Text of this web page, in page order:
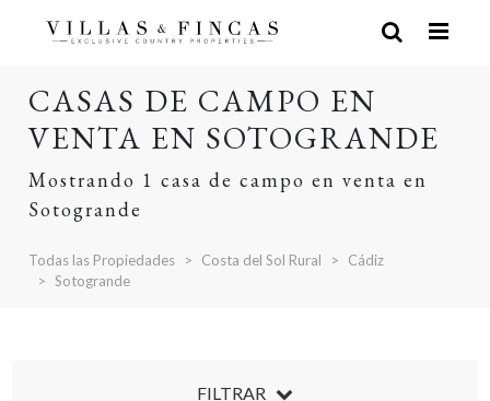
CASAS DE CAMPO EN
VENTA EN SOTOGRANDE
Mostrando 1 casa de campo en venta en
Sotogrande
Todas las Propiedades Costa del Sol Rural
Cádiz
Sotogrande